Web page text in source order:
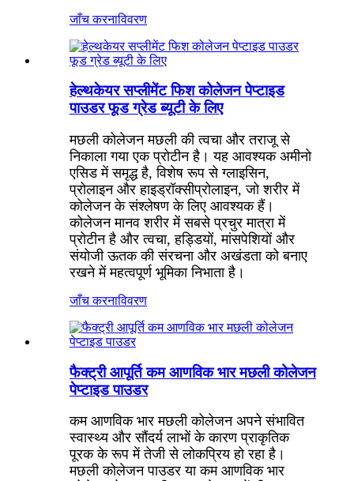
जाँच करनाविवरण
हेल्थकेयर सप्लीमेंट फिश कोलेजन पेप्टाइड
पाउडर फूड ग्रेड ब्यूटी के लिए
मछली कोलेजन मछली की त्वचा और तराजू से
निकाला गया एक प्रोटीन है। यह आवश्यक अमीनो
एसिड में समृद्ध है, विशेष रूप से ग्लाइसिन,
प्रोलाइन और हाइड्रॉक्सीप्रोलाइन, जो शरीर में
कोलेजन के संश्लेषण के लिए आवश्यक हैं।
कोलेजन मानव शरीर में सबसे प्रचुर मात्रा में
प्रोटीन है और त्वचा, हड्डियों, मांसपेशियों और
संयोजी ऊतक की संरचना और अखंडता को बनाए
रखने में महत्वपूर्ण भूमिका निभाता है।
जाँच करनाविवरण
फैक्ट्री आपूर्ति कम आणविक भार मछली कोलेजन
पेप्टाइड पाउडर
कम आणविक भार मछली कोलेजन अपने संभावित
स्वास्थ्य और सौंदर्य लाभों के कारण प्राकृतिक
पूरक के रूप में तेजी से लोकप्रिय हो रहा है।
मछली कोलेजन पाउडर या कम आणविक भार